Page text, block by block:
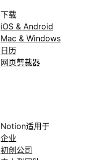
下载
iOS & Android
Mac & Windows
日历
网页剪裁器
Notion适用于
企业
初创公司